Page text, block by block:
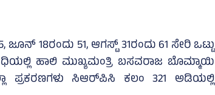
ಜೂನ್‌ 18ರಂದು 51, ಆಗಸ್ಟ್‌ 31ರಂದು 61 ಸೇರಿ ಒಟ್ಟು
ಹಾಲಿ ಮುಖ್ಯಮಂತ್ರಿ ಬಸವರಾಜ ಬೊಮ್ಮಾಯಿ
ಪ್ರಕರಣಗಳು ಸಿಆರ್‌ಪಿಸಿ ಕಲಂ 321 ಅಡಿಯಲ್ಲಿ